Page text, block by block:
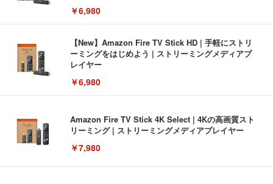
￥6,980
【New】Amazon Fire TV Stick HD | 手軽にストリ
ーミングをはじめよう | ストリーミングメディアプ
レイヤー
￥6,980
Amazon Fire TV Stick 4K Select | 4Kの高画質スト
リーミング | ストリーミングメディアプレイヤー
￥7,980